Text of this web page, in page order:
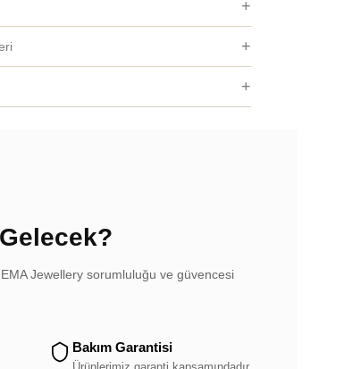
Jewellery sorumluluğu ve güvencesi
Bakım Garantisi